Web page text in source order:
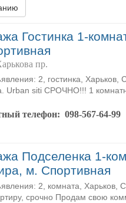
Гостинка 1-
пр.
2, гостинка, Харьков,
Urban siti СРОЧНО!!! 1
телефон: 098-567-64-99
Подселенка 1-
м. Спортивная
2, комната, Харьков,
срочно Продам свою